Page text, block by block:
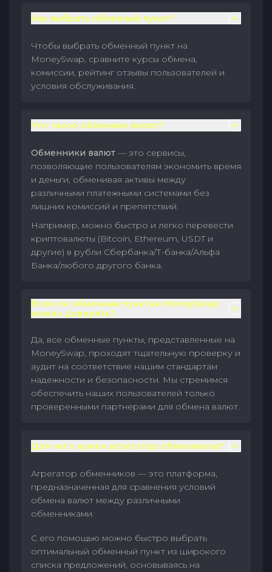
Как выбрать обменный пункт?
Чтобы выбрать обменный пункт на
MoneySwap, сравните курсы обмена,
комиссии, рейтинг отзывы пользователей и
условия обслуживания.
Что такое обменник валют?
Обменники валют — это сервисы,
позволяющие пользователям экономить время
и деньги, обменивая активы между
различными платежными системами без
лишних комиссий и препятствий.
Например, можно быстро и легко перевести
криптовалюты (Bitcoin, Ethereum, USDT и
другие) в рубли Сбербанка/Т-банка/Альфа
Банка/любого другого банка.
Всем ли обменным пунктам MoneySwap
можно доверять?
Да, все обменные пункты, представленные на
MoneySwap, проходят тщательную проверку и
аудит на соответствие нашим стандартам
надежности и безопасности. Мы стремимся
обеспечить наших пользователей только
проверенными партнерами для обмена валют.
Для чего нужен агрегатор обменников?
Агрегатор обменников — это платформа,
предназначенная для сравнения условий
обмена валют между различными
обменниками.
С его помощью можно быстро выбрать
оптимальный обменный пункт из широкого
списка предложений, основываясь на